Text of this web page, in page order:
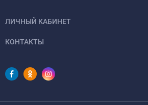
ЛИЧНЫЙ КАБИНЕТ
КОНТАКТЫ